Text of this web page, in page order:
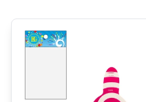
Produkte